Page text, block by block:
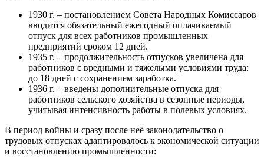
1930 г. – постановлением Совета Народных Комиссаров
вводится обязательный ежегодный оплачиваемый
отпуск для всех работников промышленных
предприятий сроком 12 дней.
1935 г. – продолжительность отпусков увеличена для
работников с вредными и тяжелыми условиями труда:
до 18 дней с сохранением заработка.
1936 г. – введены дополнительные отпуска для
работников сельского хозяйства в сезонные периоды,
учитывая интенсивность работы в полевых условиях.
В период войны и сразу после неё законодательство о
трудовых отпусках адаптировалось к экономической ситуации
и восстановлению промышленности: